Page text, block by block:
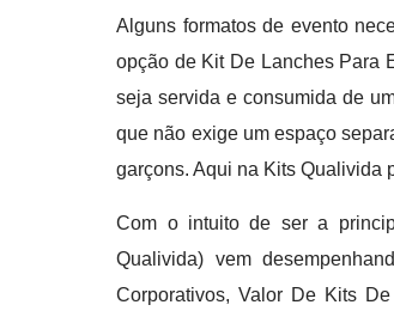
Alguns formatos de evento
opção de Kit De Lanches Para
seja servida e consumida de
que não exige um espaço
garçons. Aqui na Kits Qualivida
Com o intuito de ser a
Qualivida) vem
Corporativos, Valor De Kits